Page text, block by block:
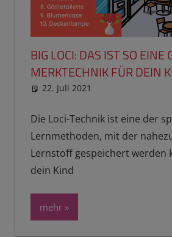
BIG LOCI: DAS IST SO EINE
MERKTECHNIK FÜR DEIN
22. Juli 2021
Die Loci-Technik ist eine der
Lernmethoden, mit der
Lernstoff gespeichert werden
dein Kind
mehr